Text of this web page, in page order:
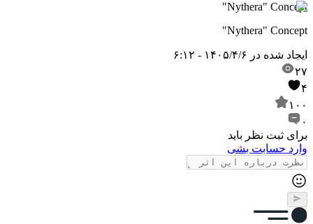
"Nythera" Concept
"Nythera" Concept
ایجاد شده در ۱۴۰۵/۴/۶ - ۶:۱۲
۲۷
۴
۱۰۰
۰
برای ثبت نظر باید
وارد حسابت بشی